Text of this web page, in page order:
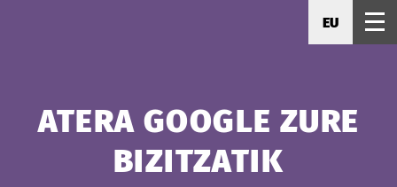
EU
ATERA GOOGLE ZURE
BIZITZATIK